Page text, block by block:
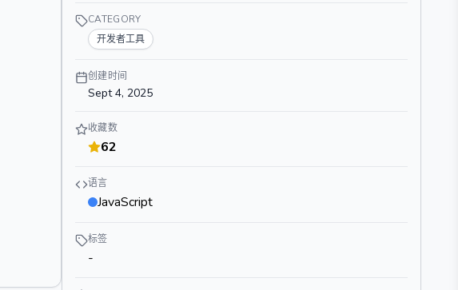
CATEGORY
开发者工具
创建时间
Sept 4, 2025
收藏数
62
语言
JavaScript
标签
-